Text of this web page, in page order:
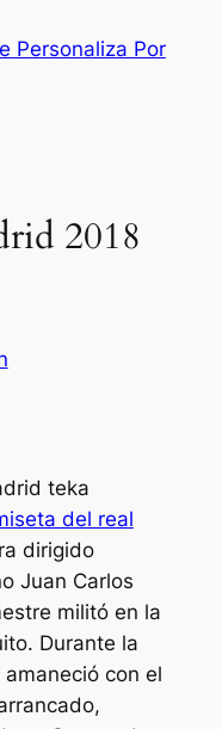
Personaliza Por
2018
del real
dirigido
Juan Carlos
militó en la
Durante la
con el